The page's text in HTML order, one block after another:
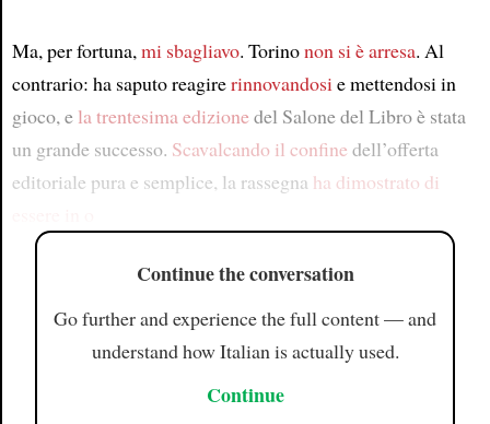
Ma, per fortuna,mi sbagliavo. Torinonon si è arresa. Al
contrario: ha saputo reagirerinnovandosie mettendosi in
gioco, e la trentesima edizionedel Salone del Libro è stata
un grande successo. Scavalcando il confine dell’offerta
editoriale pura e semplice, la rassegna ha dimostrato di
Continue the conversation
Go further and experience the full content — and
understand how Italian is actually used.
Continue